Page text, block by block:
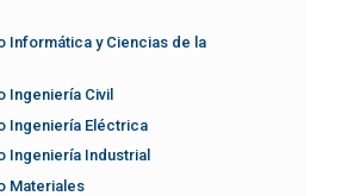
Informática y Ciencias de la
Ingeniería Civil
Ingeniería Eléctrica
Ingeniería Industrial
Materiales